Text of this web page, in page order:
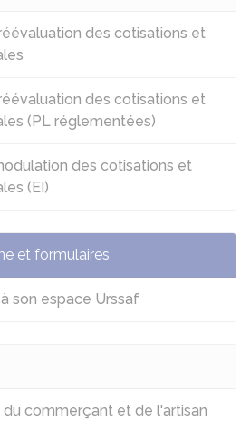
des cotisations et
des cotisations et
(PL réglementées)
des cotisations et
(EI)
et formulaires
son espace Urssaf
commerçant et de l'artisan